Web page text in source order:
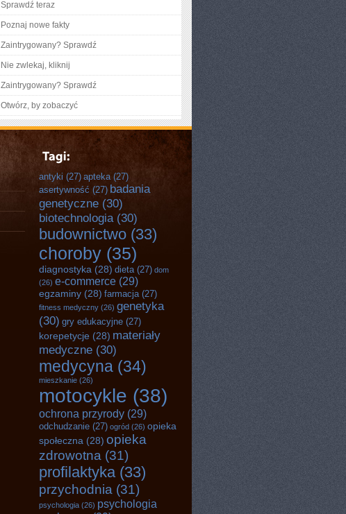
Sprawdź teraz
Poznaj nowe fakty
Zaintrygowany? Sprawdź
Nie zwlekaj, kliknij
Zaintrygowany? Sprawdź
Otwórz, by zobaczyć
antyki (27) apteka(27)
asertywność (27) badania
genetyczne (30)
biotechnologia(30)
budownictwo (33)
choroby (35)
diagnostyka (28) dieta(27) dom
(26) e-commerce (29)
egzaminy (28) farmacja(27)
fitness medyczny (26) genetyka
(30) gry edukacyjne (27)
korepetycje (28) materiały
medyczne (30)
medycyna (34)
mieszkanie (26)
motocykle (38)
ochrona przyrody (29)
odchudzanie (27) ogród (26) opieka
społeczna (28) opieka
zdrowotna (31)
profilaktyka(33)
przychodnia (31)
psychologia (26) psychologia